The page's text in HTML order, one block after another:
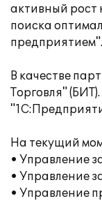
активный рост
поиска
предприятием".
В качестве
Торговля"
На текущий
• Управление
• Управление
• Управление